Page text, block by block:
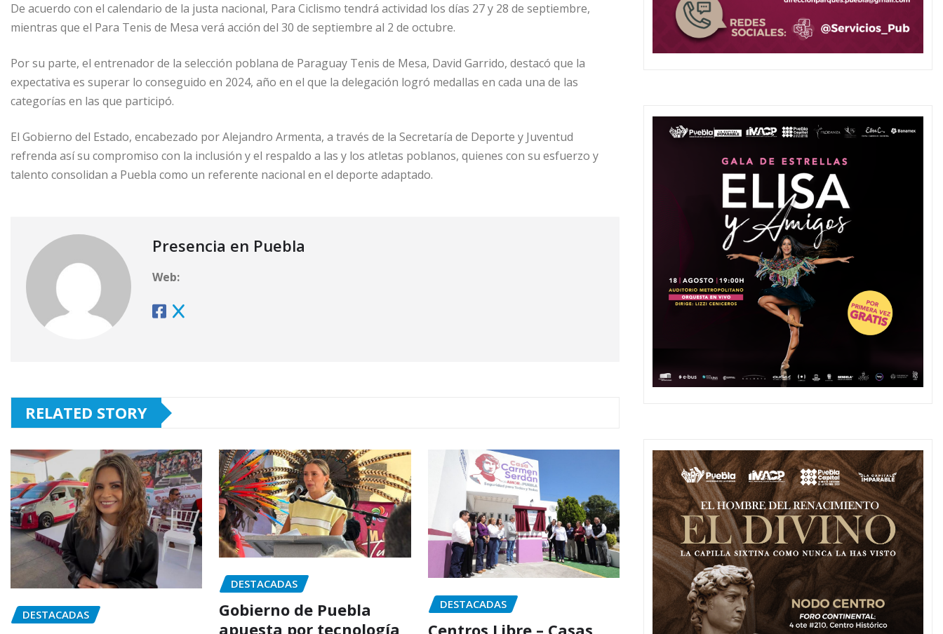
De acuerdo con el calendario de la justa nacional, Para Ciclismo tendrá actividad los días 27 y 28 de septiembre,
mientras que el Para Tenis de Mesa verá acción del 30 de septiembre al 2 de octubre.
Por su parte, el entrenador de la selección poblana de Paraguay Tenis de Mesa, David Garrido, destacó que la
expectativa es superar lo conseguido en 2024, año en el que la delegación logró medallas en cada una de las
categorías en las que participó.
El Gobierno del Estado, encabezado por Alejandro Armenta, a través de la Secretaría de Deporte y Juventud
refrenda así su compromiso con la inclusión y el respaldo a las y los atletas poblanos, quienes con su esfuerzo y
talento consolidan a Puebla como un referente nacional en el deporte adaptado.
Presencia en Puebla
Web:
RELATED STORY
DESTACADAS
DESTACADAS
Gobierno de Puebla
apuesta por tecnología
DESTACADAS
Centros Libre – Casas